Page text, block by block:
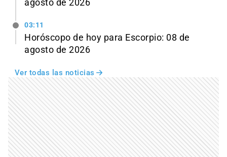
agosto de 2026
03:11
Horóscopo de hoy para Escorpio: 08 de
agosto de 2026
Ver todas las noticias